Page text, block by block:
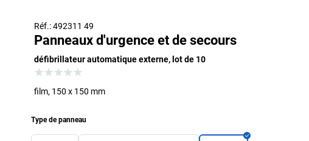
Réf.: 492311 49
Panneaux d'urgence et de secours
défibrillateur automatique externe, lot de 10
film, 150 x 150 mm
Type de panneau